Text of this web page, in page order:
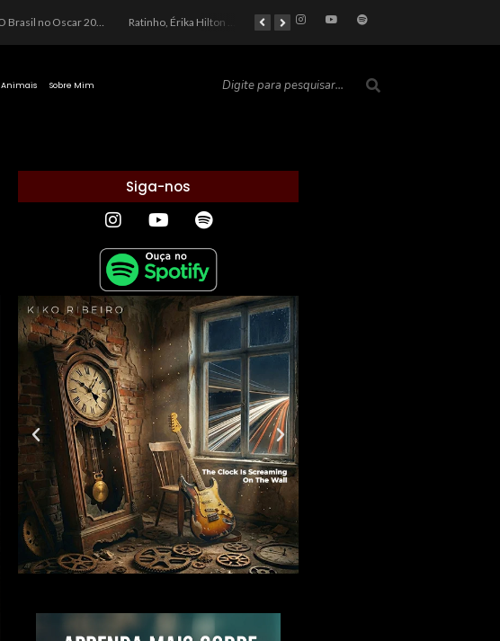
O Brasil no Oscar 2026: Entre a Cota do Politicamente Correto e a Realidade das Telas Ratinho, Érika Hilton e a Farsa Política: Quem Ganha com o Barulho no País de Bobson? As controvérsias que marcam o cenário político e econômico nacional
Animais Sobre Mim
Siga-nos